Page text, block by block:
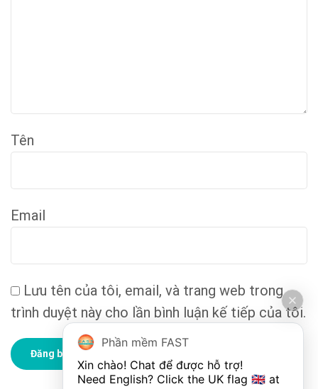
Tên
Email
Lưu tên của tôi, email, và trang web trong
trình duyệt này cho lần bình luận kế tiếp của tôi.
Phần mềm FAST
Xin chào! Chat để được hỗ trợ!
Need English? Click the UK flag 🇬🇧 at